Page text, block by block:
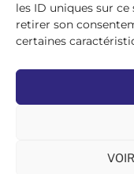
les ID uniques sur
retirer son
certaines
215 bis,
Suivez-